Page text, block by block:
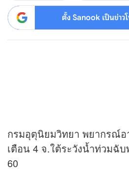
ตั้ง Sanook เป็นข่า
กรมอุตุนิยมวิทยา พยากรณ์อ
เตือน 4 จ.ใต้ระวังน้ำท่วมฉั
60